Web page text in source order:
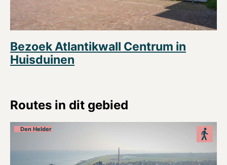
Bezoek Atlantikwall Centrum in
Huisduinen
Routes in dit gebied
Den Helder